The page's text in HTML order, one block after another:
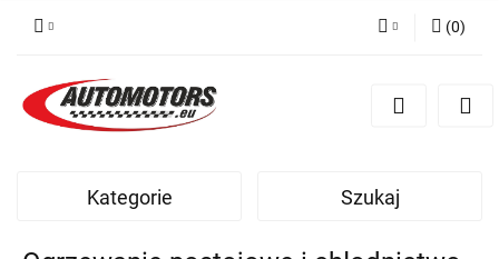
Zarejestruj się
(0)
Kategorie Szukaj